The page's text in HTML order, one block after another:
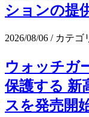
ションの提
2026/08/06 / カテゴ
ウォッチガ
保護する 新
スを発売開